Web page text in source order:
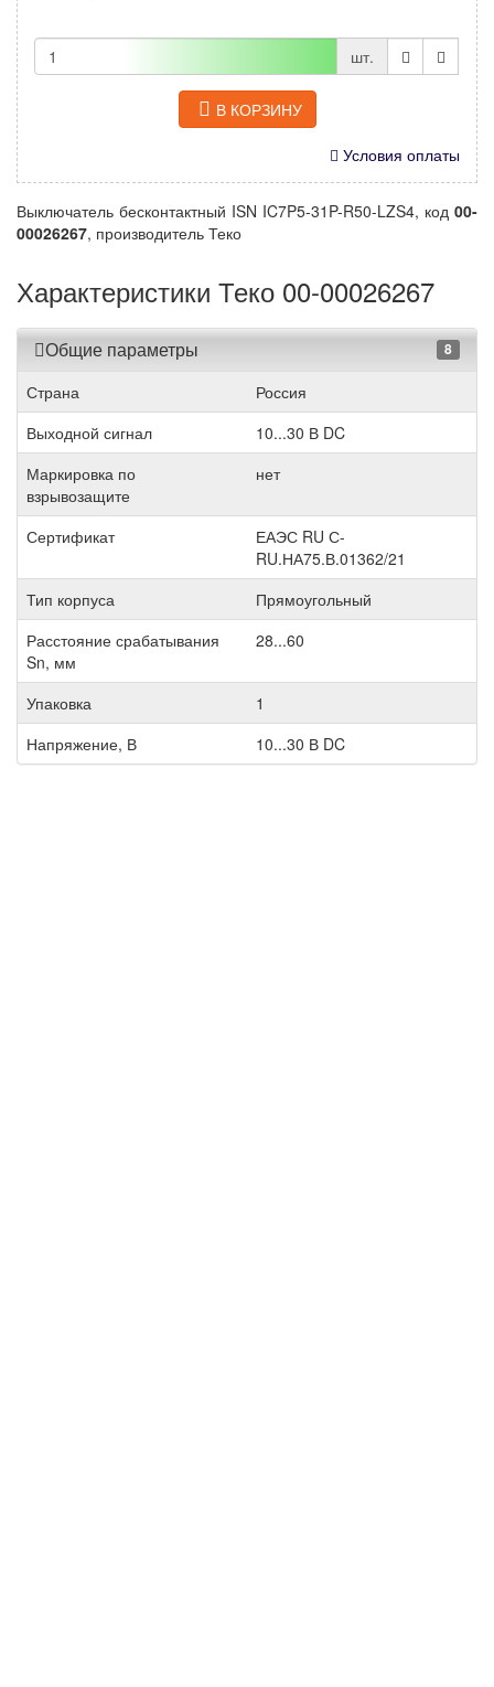
шт.
В КОРЗИНУ
Условия оплаты
Выключатель бесконтактный ISN IC7P5-31P-R50-LZS4, код 00-
00026267, производитель Теко
Характеристики Теко 00-00026267
Общие параметры 8
Страна
Россия
Выходной сигнал
10...30 В DC
Маркировка по
взрывозащите
нет
Сертификат
ЕАЭС RU С-
RU.НА75.В.01362/21
Тип корпуса
Прямоугольный
Расстояние срабатывания
Sn, мм
28...60
Упаковка
1
Напряжение, В
10...30 В DC